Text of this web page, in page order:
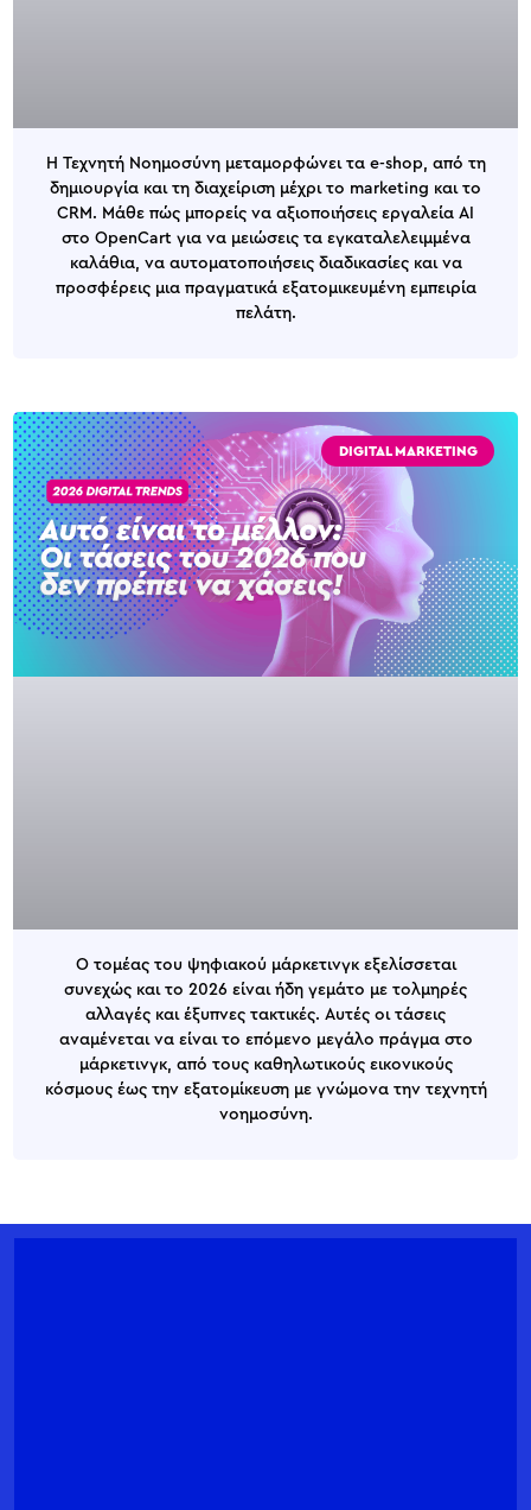
Η Τεχνητή Νοημοσύνη μεταμορφώνει τα e-shop, από τη
δημιουργία και τη διαχείριση μέχρι το marketing και το
CRM. Μάθε πώς μπορείς να αξιοποιήσεις εργαλεία AI
στο OpenCart για να μειώσεις τα εγκαταλελειμμένα
καλάθια, να αυτοματοποιήσεις διαδικασίες και να
προσφέρεις μια πραγματικά εξατομικευμένη εμπειρία
πελάτη.
DIGITAL MARKETING
Ο τομέας του ψηφιακού μάρκετινγκ εξελίσσεται
συνεχώς και το 2026 είναι ήδη γεμάτο με τολμηρές
αλλαγές και έξυπνες τακτικές. Αυτές οι τάσεις
αναμένεται να είναι το επόμενο μεγάλο πράγμα στο
μάρκετινγκ, από τους καθηλωτικούς εικονικούς
κόσμους έως την εξατομίκευση με γνώμονα την τεχνητή
νοημοσύνη.